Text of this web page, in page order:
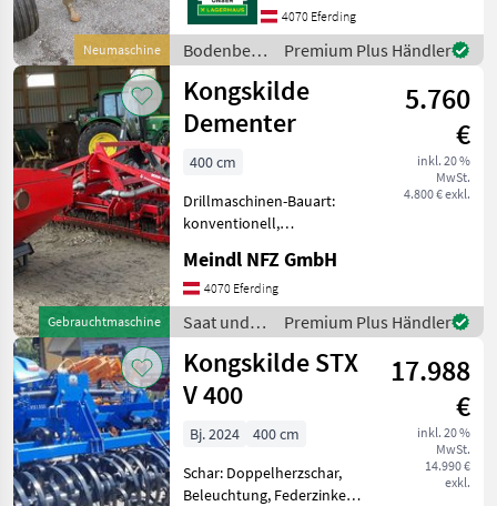
Neumaschine
4070 Eferding
Bodenbearbeitung
/
Kongskilde
Premium Plus Händler
Gebrauchtmaschine
Kongskilde
Dementer
5.760
€
inkl. 20 %
MwSt.
4.800 € exkl.
400 cm
Drillmaschinen-Bauart:
konventionell,
Schleppschare,
Spuranreisser Sämaschine
Arbeitsbreite 4m Fronttank
Vibro Compact Saat und
Pflege Drillmaschinen
Meindl NFZ GmbH
4070 Eferding
Saat und
Pflege /
Kongskilde
Premium Plus Händler
Kongskilde STX
V 400
17.988
€
inkl. 20 %
MwSt.
14.990 €
exkl.
Bj. 2024
400 cm
Schar: Doppelherzschar,
Beleuchtung, Federzinken,